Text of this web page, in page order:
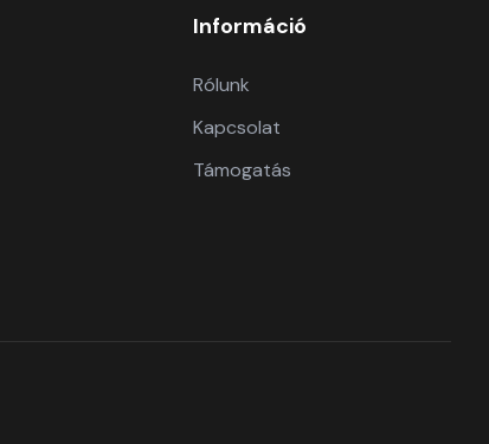
Információ
Rólunk
Kapcsolat
Támogatás